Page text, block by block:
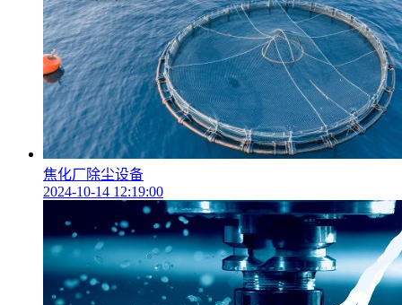
焦化厂除尘设备
2024-10-14 12:19:00